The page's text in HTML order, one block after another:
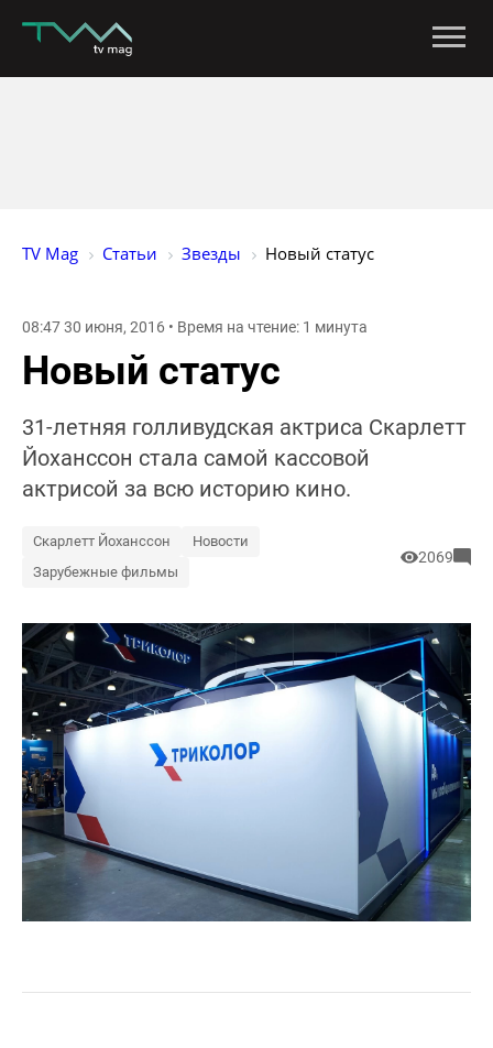
TV Mag Статьи Звезды Новый статус
08:47 30 июня, 2016 • Время на чтение: 1 минута
Новый статус
31-летняя голливудская актриса Скарлетт
Йоханссон стала самой кассовой
актрисой за всю историю кино.
Скарлетт Йоханссон
Новости
Зарубежные фильмы
2069